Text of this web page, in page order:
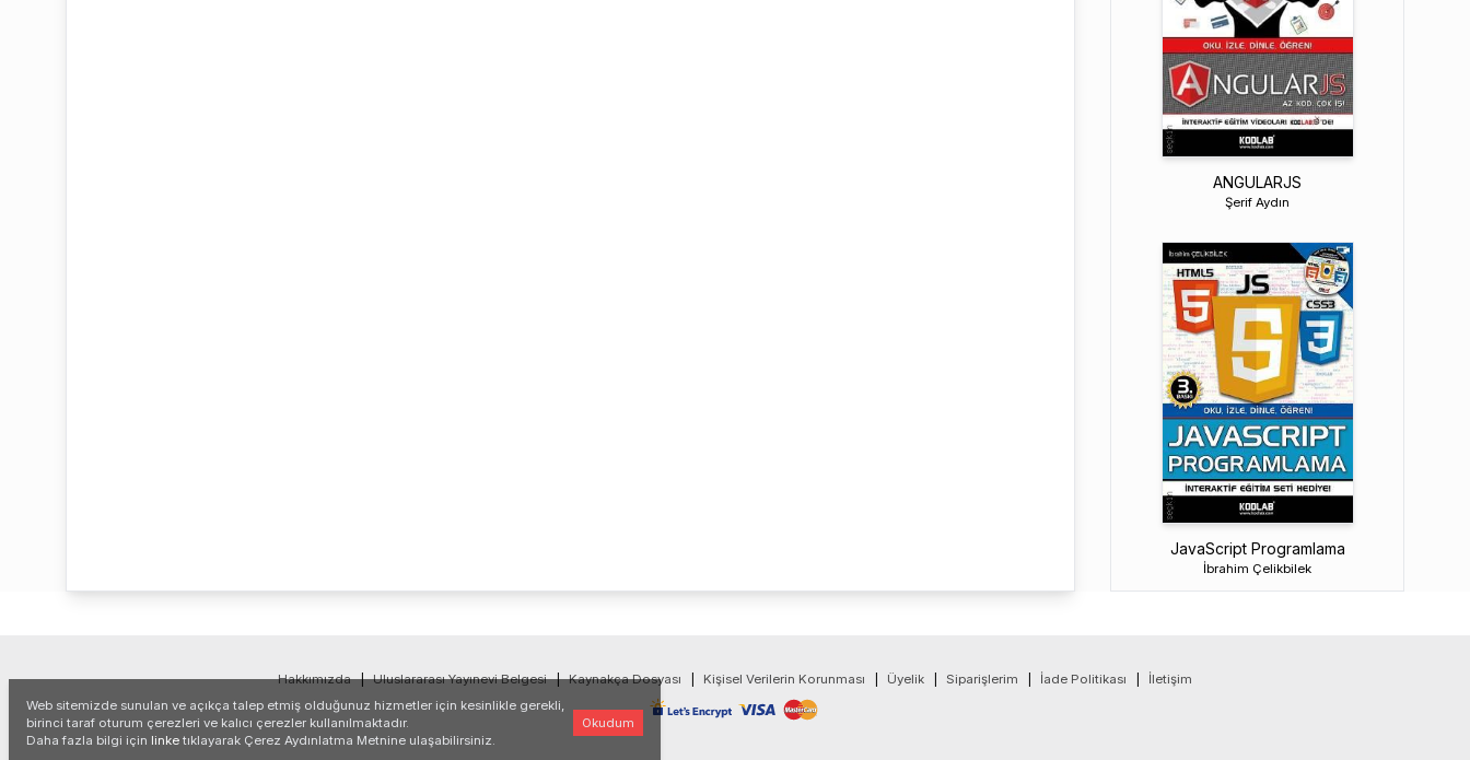
ANGULARJS
Şerif Aydın
JavaScript Programlama
İbrahim Çelikbilek
Hakkımızda | Uluslararası Yayınevi Belgesi | Kaynakça Dosyası Kişisel Verilerin Korunması Üyelik Siparişlerim İade Politikası
İletişim
Web sitemizde sunulan ve açıkça talep etmiş olduğunuz hizmetler için kesinlikle gerekli,
birinci taraf oturum çerezleri ve kalıcı çerezler kullanılmaktadır.
Daha fazla bilgi için linke tıklayarak Çerez Aydınlatma Metnine ulaşabilirsiniz.
Okudum